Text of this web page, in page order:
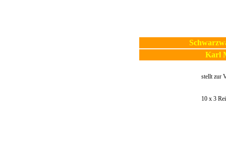
Karl
stellt zur
10 x 3